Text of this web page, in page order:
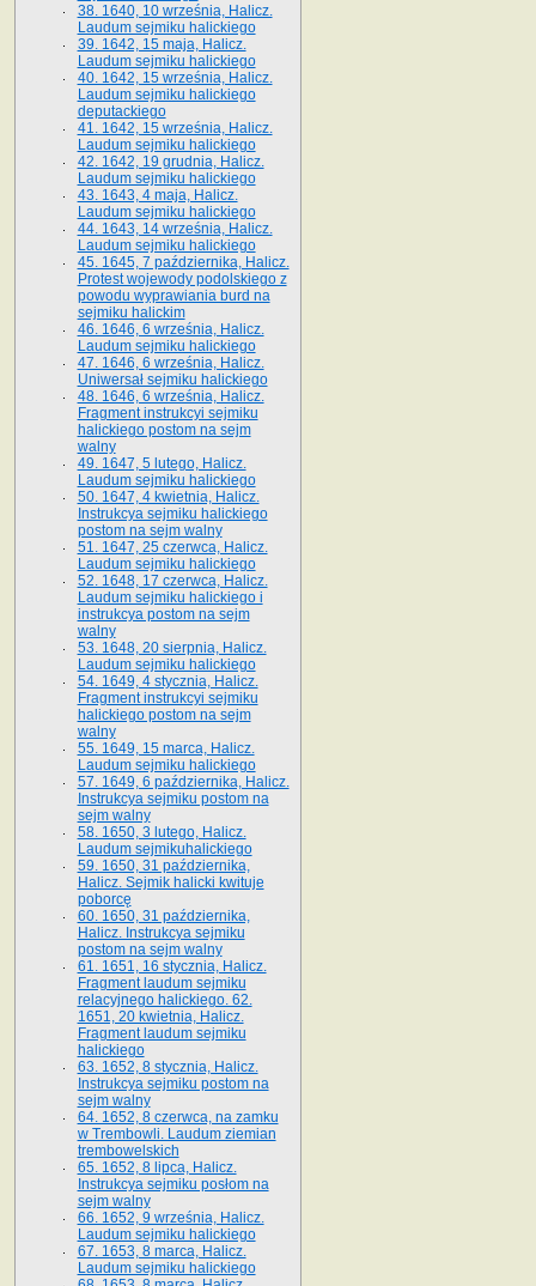
38. 1640, 10 września, Halicz.
Laudum sejmiku halickiego
39. 1642, 15 maja, Halicz.
Laudum sejmiku halickiego
40. 1642, 15 września, Halicz.
Laudum sejmiku halickiego
deputackiego
41. 1642, 15 września, Halicz.
Laudum sejmiku halickiego
42. 1642, 19 grudnia, Halicz.
Laudum sejmiku halickiego
43. 1643, 4 maja, Halicz.
Laudum sejmiku halickiego
44. 1643, 14 września, Halicz.
Laudum sejmiku halickiego
45. 1645, 7 października, Halicz.
Protest wojewody podolskiego z
powodu wyprawiania burd na
sejmiku halickim
46. 1646, 6 września, Halicz.
Laudum sejmiku halickiego
47. 1646, 6 września, Halicz.
Uniwersał sejmiku halickiego
48. 1646, 6 września, Halicz.
Fragment instrukcyi sejmiku
halickiego postom na sejm
walny
49. 1647, 5 lutego, Halicz.
Laudum sejmiku halickiego
50. 1647, 4 kwietnia, Halicz.
Instrukcya sejmiku halickiego
postom na sejm walny
51. 1647, 25 czerwca, Halicz.
Laudum sejmiku halickiego
52. 1648, 17 czerwca, Halicz.
Laudum sejmiku halickiego i
instrukcya postom na sejm
walny
53. 1648, 20 sierpnia, Halicz.
Laudum sejmiku halickiego
54. 1649, 4 stycznia, Halicz.
Fragment instrukcyi sejmiku
halickiego postom na sejm
walny
55. 1649, 15 marca, Halicz.
Laudum sejmiku halickiego
57. 1649, 6 października, Halicz.
Instrukcya sejmiku postom na
sejm walny
58. 1650, 3 lutego, Halicz.
Laudum sejmikuhalickiego
59. 1650, 31 października,
Halicz. Sejmik halicki kwituje
poborcę
60. 1650, 31 października,
Halicz. Instrukcya sejmiku
postom na sejm walny
61. 1651, 16 stycznia, Halicz.
Fragment laudum sejmiku
relacyjnego halickiego. 62.
1651, 20 kwietnia, Halicz.
Fragment laudum sejmiku
halickiego
63. 1652, 8 stycznia, Halicz.
Instrukcya sejmiku postom na
sejm walny
64. 1652, 8 czerwca, na zamku
w Trembowli. Laudum ziemian
trembowelskich
65. 1652, 8 lipca, Halicz.
Instrukcya sejmiku posłom na
sejm walny
66. 1652, 9 września, Halicz.
Laudum sejmiku halickiego
67. 1653, 8 marca, Halicz.
Laudum sejmiku halickiego